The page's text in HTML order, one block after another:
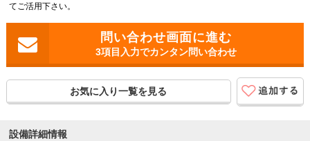
てご活用下さい。
3項目入力でカンタン問い合わせ
お気に入り一覧を見る
設備詳細情報